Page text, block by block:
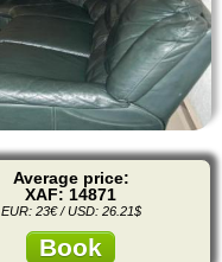
Average price:
XAF: 14871
EUR: 23€ / USD: 26.21$
Book